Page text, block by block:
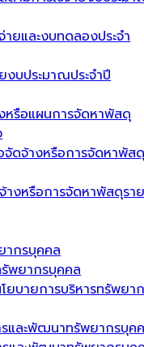
ยและงบทดลองประจำ
งบประมาณประจำปี
หรือแผนการจัดหาพัสดุ
จัดจ้างหรือการจัดหาพัสดุ
างหรือการจัดหาพัสดุราย
ากรบุคคล
พยากรบุคคล
ยบายการบริหารทรัพยา
และพัฒนาทรัพยากรบุค